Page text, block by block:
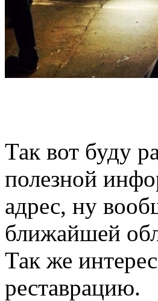
Так вот буду
полезной
адрес, ну
ближайшей
Так же
реставрацию.